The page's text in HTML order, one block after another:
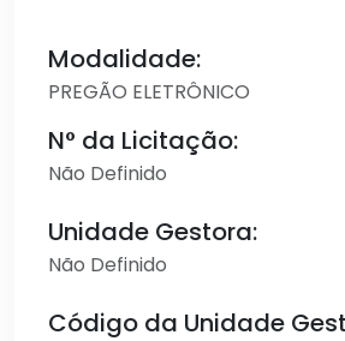
Modalidade:
PREGÃO ELETRÔNICO
N° da Licitação:
Não Definido
Unidade Gestora:
Não Definido
Código da Unidade